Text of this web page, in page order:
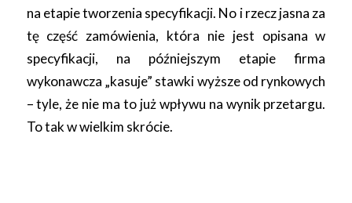
na etapie tworzenia specyfikacji. No i rzecz jasna za
tę część zamówienia, która nie jest opisana w
specyfikacji, na późniejszym etapie firma
wykonawcza „kasuje” stawki wyższe od rynkowych
– tyle, że nie ma to już wpływu na wynik przetargu.
To tak w wielkim skrócie.